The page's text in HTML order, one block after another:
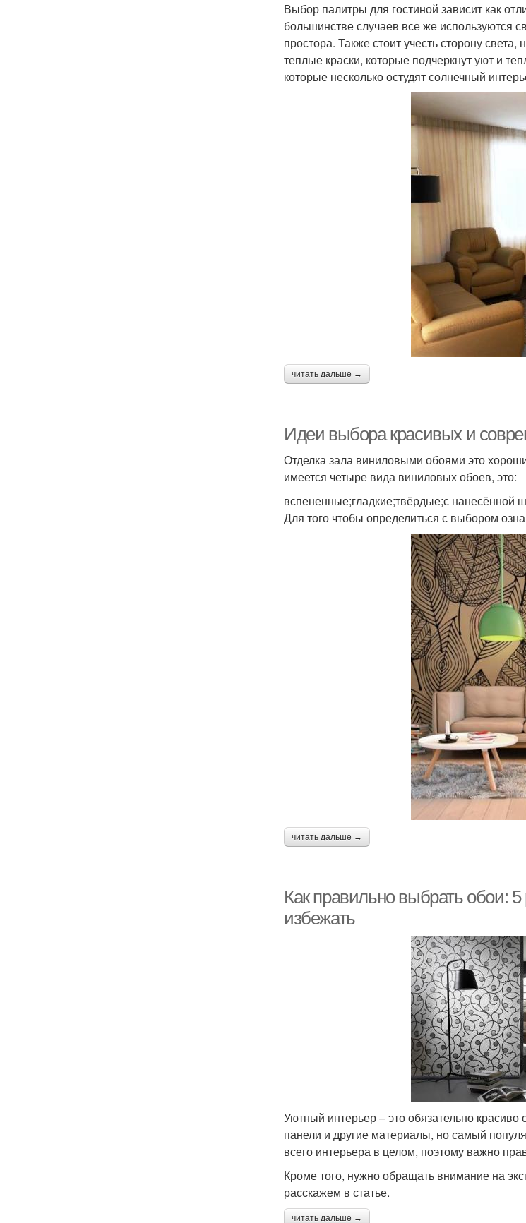
Выбор палитры для гостиной зависит как
большинстве случаев все же используются
простора. Также стоит учесть сторону
теплые краски, которые подчеркнут уют и
которые несколько остудят солнечный
читать дальше →
Идеи выбора красивых и
Отделка зала виниловыми обоями это
имеется четыре вида виниловых обоев, это:
вспененные;гладкие;твёрдые;с нанесённой
Для того чтобы определиться с выбором
читать дальше →
Как правильно выбрать обои:
избежать
Уютный интерьер – это обязательно
панели и другие материалы, но самый
всего интерьера в целом, поэтому важно
Кроме того, нужно обращать внимание на
расскажем в статье.
читать дальше →